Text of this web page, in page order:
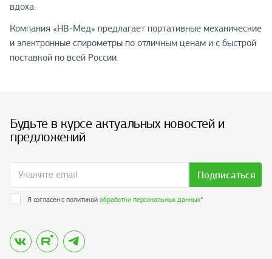
вдоха.
Компания «НВ-Мед» предлагает портативные механические
и электронные спирометры по отличным ценам и с быстрой
поставкой по всей России.
Будьте в курсе актуальных новостей и
предложений
Подписаться
Я согласен с политикойобработки персональных данных*